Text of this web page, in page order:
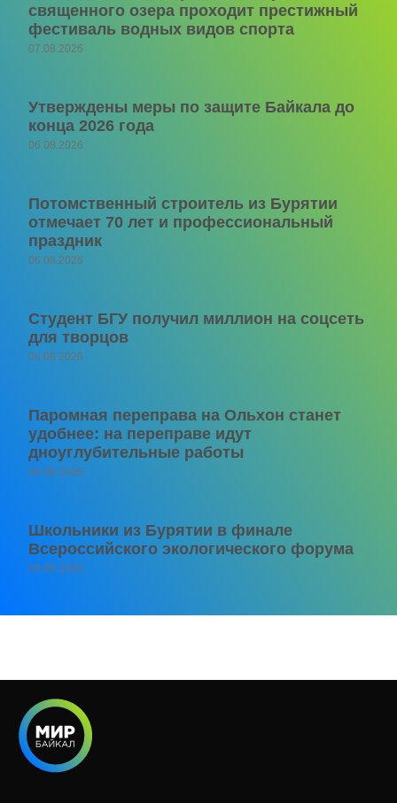
священного озера проходит престижный
фестиваль водных видов спорта
07.08.2026
Утверждены меры по защите Байкала до
конца 2026 года
06.08.2026
Потомственный строитель из Бурятии
отмечает 70 лет и профессиональный
праздник
06.08.2026
Студент БГУ получил миллион на соцсеть
для творцов
06.08.2026
Паромная переправа на Ольхон станет
удобнее: на переправе идут
дноуглубительные работы
06.08.2026
Школьники из Бурятии в финале
Всероссийского экологического форума
06.08.2026